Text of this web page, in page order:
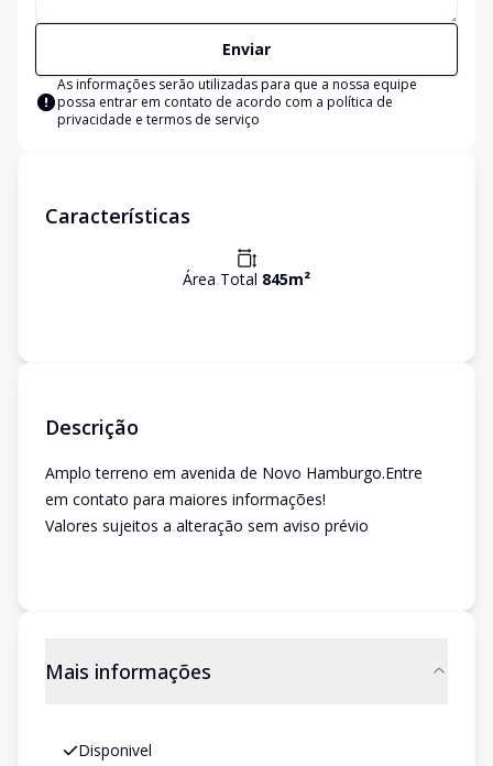
Enviar
As informações serão utilizadas para que a nossa equipe
possa entrar em contato de acordo com a política de
privacidade e termos de serviço
Características
Área Total 845m²
Descrição
Amplo terreno em avenida de Novo Hamburgo.Entre
em contato para maiores informações!
Valores sujeitos a alteração sem aviso prévio
Mais informações
Disponivel